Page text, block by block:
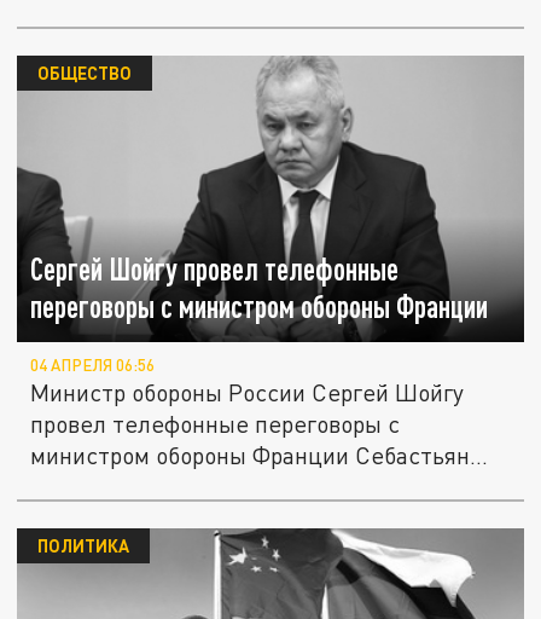
Сергей Шойгу провел телефонные
переговоры с министром обороны Франции
ОБЩЕСТВО
04 АПРЕЛЯ 06:56
Министр обороны России Сергей Шойгу
провел телефонные переговоры с
министром обороны Франции Себастьян...
ПОЛИТИКА